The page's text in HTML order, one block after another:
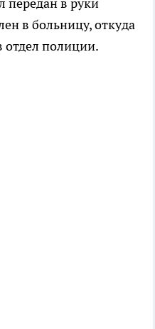
в руки
в больницу, откуда
отдел полиции.